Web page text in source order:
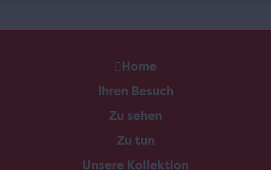
Home
Ihren Besuch
Zu sehen
Zu tun
Unsere Kollektion